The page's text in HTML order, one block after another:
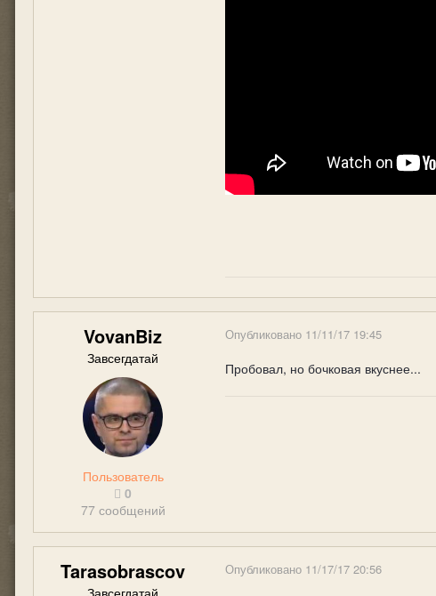
VovanBiz
Завсегдатай
Пользователь
0
77 сообщений
Опубликовано 11/11/17 19:45
Пробовал, но бочковая вкуснее...
Tarasobrascov
Завсегдатай
Опубликовано 11/17/17 20:56